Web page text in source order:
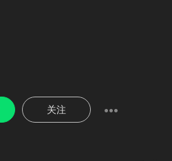
关注